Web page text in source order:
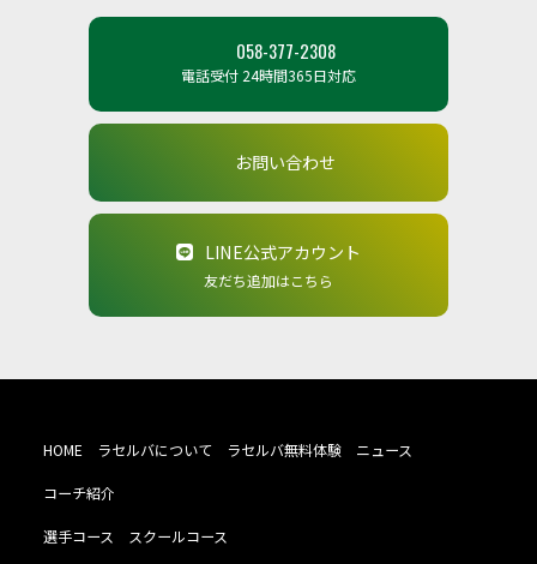
058-377-2308
電話受付 24時間365日対応
お問い合わせ
LINE公式アカウント
友だち追加はこちら
HOME ラセルバについて ラセルバ無料体験 ニュース
コーチ紹介
選手コース スクールコース